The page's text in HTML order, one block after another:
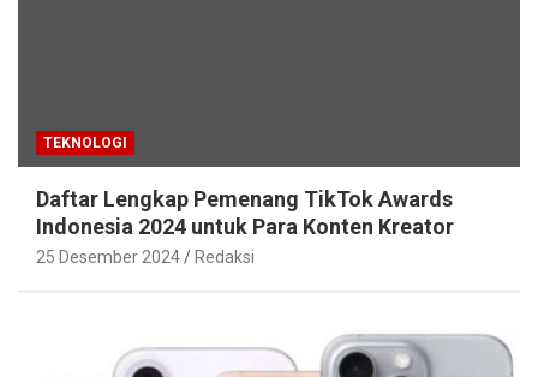
TEKNOLOGI
Daftar Lengkap Pemenang TikTok Awards
Indonesia 2024 untuk Para Konten Kreator
25 Desember 2024 Redaksi